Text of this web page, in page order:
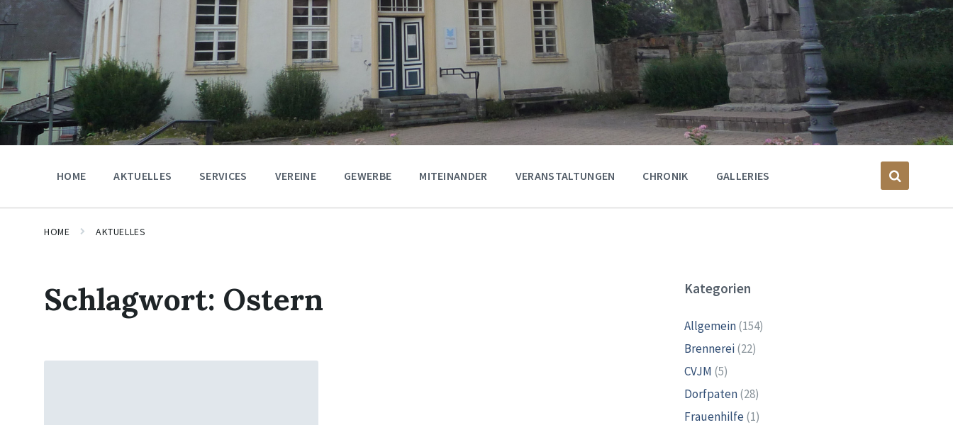
HOME AKTUELLES SERVICES VEREINE GEWERBE MITEINANDER VERANSTALTUNGEN CHRONIK GALLERIES
HOME AKTUELLES
Schlagwort: Ostern
Mehr
Kategorien
Allgemein(154)
Brennerei(22)
CVJM (5)
Dorfpaten(28)
Frauenhilfe(1)